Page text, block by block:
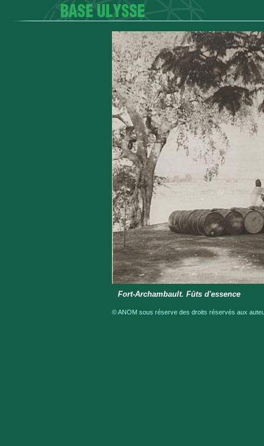
Fort-Archambault. Fûts d'essence
© ANOM sous réserve des droits réservés aux